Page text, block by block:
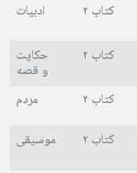
کتاب ۲ ادبیات
کتاب ۲ حکایت
و قصه
کتاب ۲
مردم
کتاب ۲ موسیقی